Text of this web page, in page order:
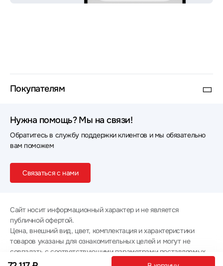
Покупателям
Нужна помощь? Мы на связи!
Обратитесь в службу поддержки клиентов и мы обязательно
вам поможем
Связаться с нами
Сайт носит информационный характер и не является
публичной офертой.
Цена, внешний вид, цвет, комплектация и характеристики
товаров указаны для ознакомительных целей и могут не
совпадать с соответствующими параметрами поставляемых
товаров - уточняйте информацию у менеджера при